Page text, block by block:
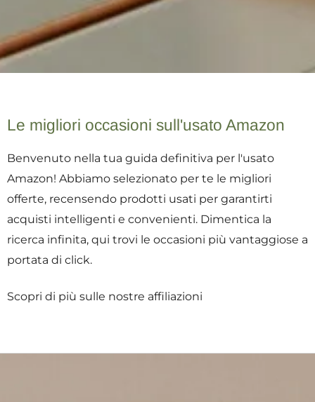
Le migliori occasioni sull'usato Amazon
Benvenuto nella tua guida definitiva per l'usato
Amazon! Abbiamo selezionato per te le migliori
offerte, recensendo prodotti usati per garantirti
acquisti intelligenti e convenienti. Dimentica la
ricerca infinita, qui trovi le occasioni più vantaggiose a
portata di click.
Scopri di più sulle nostre affiliazioni